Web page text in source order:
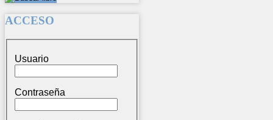
ACCESO
Usuario
Contraseña